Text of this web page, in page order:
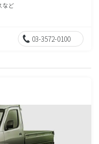
など
03-3572-0100